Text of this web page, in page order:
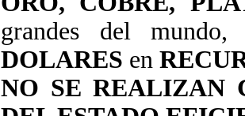
grandes del
DOLARES en
NO SE REALIZAN